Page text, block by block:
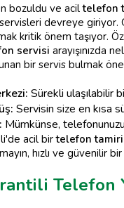
bozuldu ve aciltelefon
servisleri devreye giriyor.
kritik önem taşıyor.
servisi arayışınızda
bir servis bulmak
Sürekli ulaşılabilir
Servisin size en kısa
Mümkünse,
acil birtelefon
hızlı ve güvenilir bir
Telefon